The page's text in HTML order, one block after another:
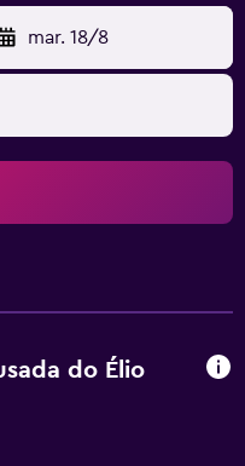
mar. 18/8
do Élio